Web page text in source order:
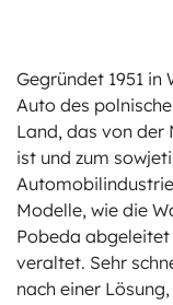
Gegründet 1951 in
Auto des
Land, das von
ist und zum
Modelle, wie die
Pobeda
veraltet. Sehr
nach einer